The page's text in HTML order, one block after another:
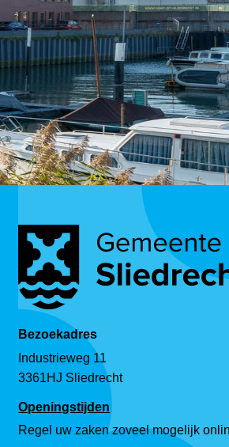
Bezoekadres
Industrieweg 11
3361HJ Sliedrecht
Openingstijden
Regel uw zaken zoveel mogelijk